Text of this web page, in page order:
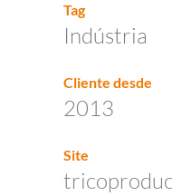
Tag
Indústria
Cliente desde
2013
Site